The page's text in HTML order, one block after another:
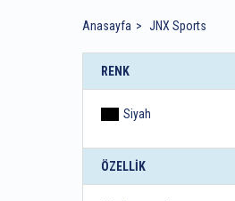
Anasayfa JNX Sports
RENK
Siyah
ÖZELLIK